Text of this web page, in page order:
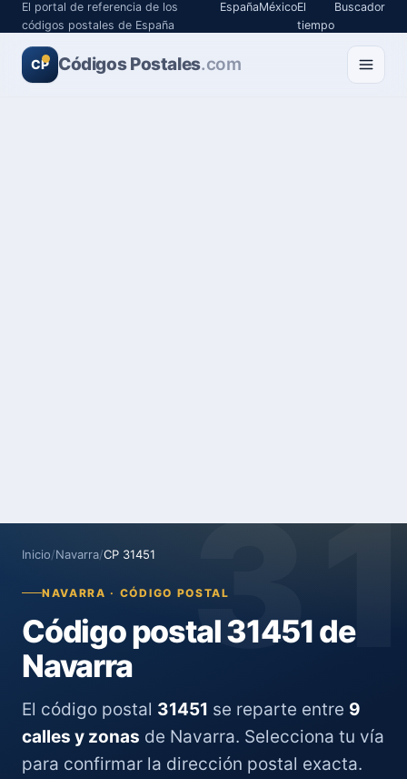
El portal de referencia de los
códigos postales de España
EspañaMéxicoEl
tiempo
Buscador
CP Códigos Postales.com
Inicio/Navarra/CP 31451
NAVARRA · CÓDIGO POSTAL
Código postal 31451 de
Navarra
El código postal 31451 se reparte entre 9
calles y zonas de Navarra. Selecciona tu vía
para confirmar la dirección postal exacta.